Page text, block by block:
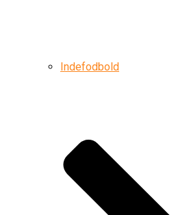
Indefodbold